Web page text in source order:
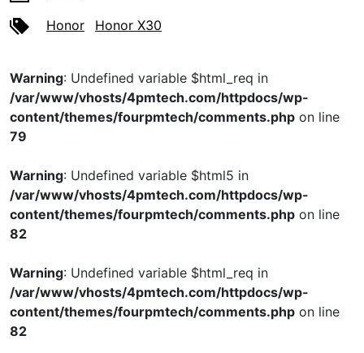
Honor Honor X30
Warning: Undefined variable $html_req in
/var/www/vhosts/4pmtech.com/httpdocs/wp-
content/themes/fourpmtech/comments.php on line
79
Warning: Undefined variable $html5 in
/var/www/vhosts/4pmtech.com/httpdocs/wp-
content/themes/fourpmtech/comments.php on line
82
Warning: Undefined variable $html_req in
/var/www/vhosts/4pmtech.com/httpdocs/wp-
content/themes/fourpmtech/comments.php on line
82